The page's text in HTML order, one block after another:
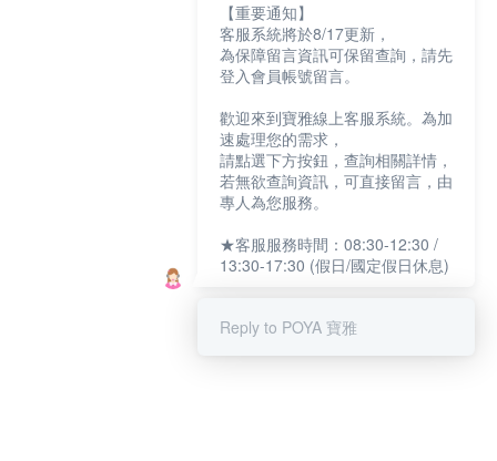
【重要通知】
客服系統將於8/17更新，
為保障留言資訊可保留查詢，請先
登入會員帳號留言。
歡迎來到寶雅線上客服系統。為加
速處理您的需求，
請點選下方按鈕，查詢相關詳情，
若無欲查詢資訊，可直接留言，由
專人為您服務。
★客服服務時間：08:30-12:30 /
13:30-17:30 (假日/國定假日休息)
Reply to POYA 寶雅